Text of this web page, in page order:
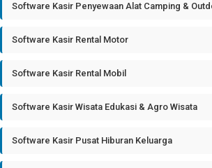
Software Kasir Penyewaan Alat Camping &
Software Kasir Rental Motor
Software Kasir Rental Mobil
Software Kasir Wisata Edukasi & Agro Wisata
Software Kasir Pusat Hiburan Keluarga